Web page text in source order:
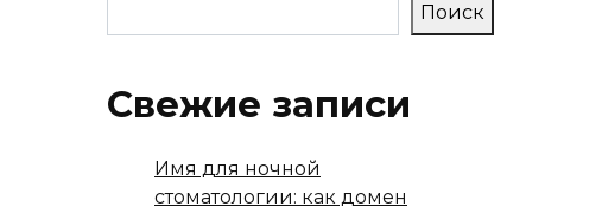
Поиск
Свежие записи
Имя для ночной
стоматологии: как домен